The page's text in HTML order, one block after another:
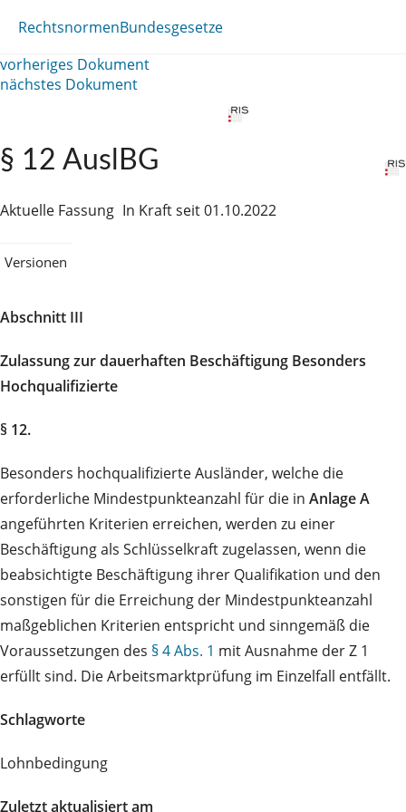
RechtsnormenBundesgesetze
vorheriges Dokument
nächstes Dokument
§ 12 AuslBG
Aktuelle Fassung In Kraft seit 01.10.2022
Versionen
Abschnitt III
Zulassung zur dauerhaften Beschäftigung Besonders
Hochqualifizierte
§ 12.
Besonders hochqualifizierte Ausländer, welche die
erforderliche Mindestpunkteanzahl für die in Anlage A
angeführten Kriterien erreichen, werden zu einer
Beschäftigung als Schlüsselkraft zugelassen, wenn die
beabsichtigte Beschäftigung ihrer Qualifikation und den
sonstigen für die Erreichung der Mindestpunkteanzahl
maßgeblichen Kriterien entspricht und sinngemäß die
Voraussetzungen des § 4 Abs. 1 mit Ausnahme der Z 1
erfüllt sind. Die Arbeitsmarktprüfung im Einzelfall entfällt.
Schlagworte
Lohnbedingung
Zuletzt aktualisiert am